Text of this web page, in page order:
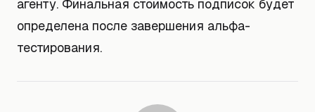
агенту. Финальная стоимость подписок будет
определена после завершения альфа-
тестирования.